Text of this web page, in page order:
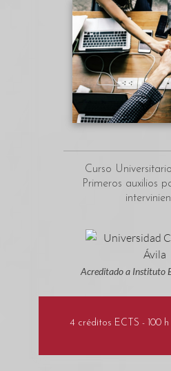
Curso
Primeros auxilios
Acreditado a Instituto
4 créditos ECTS - 100 h